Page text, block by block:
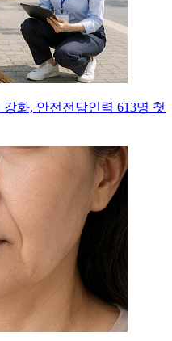
화, 안전전담인력 613명 첫